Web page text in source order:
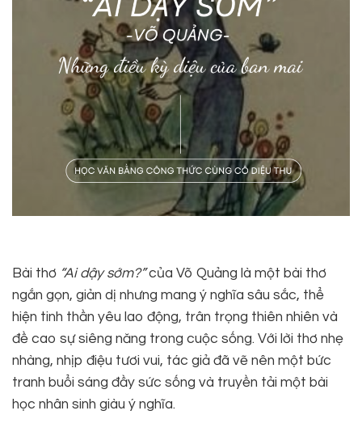
Bài thơ “Ai dậy sớm?”của Võ Quảng là một bài thơ
ngắn gọn, giản dị nhưng mang ý nghĩa sâu sắc, thể
hiện tinh thần yêu lao động, trân trọng thiên nhiên và
đề cao sự siêng năng trong cuộc sống. Với lời thơ nhẹ
nhàng, nhịp điệu tươi vui, tác giả đã vẽ nên một bức
tranh buổi sáng đầy sức sống và truyền tải một bài
học nhân sinh giàu ý nghĩa.